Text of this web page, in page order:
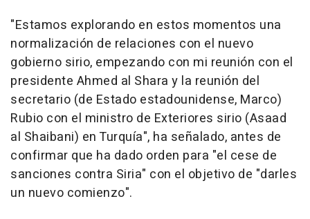
"Estamos explorando en estos momentos una
normalización de relaciones con el nuevo
gobierno sirio, empezando con mi reunión con el
presidente Ahmed al Shara y la reunión del
secretario (de Estado estadounidense, Marco)
Rubio con el ministro de Exteriores sirio (Asaad
al Shaibani) en Turquía", ha señalado, antes de
confirmar que ha dado orden para "el cese de
sanciones contra Siria" con el objetivo de "darles
un nuevo comienzo".